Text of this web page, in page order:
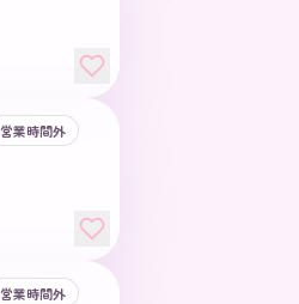
営業時間外
営業時間外